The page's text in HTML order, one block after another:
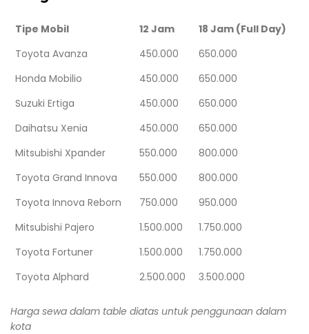
Tipe Mobil 12 Jam
18 Jam (Full Day)
Toyota Avanza
450.000
650.000
Honda Mobilio
450.000
650.000
Suzuki Ertiga
450.000
650.000
Daihatsu Xenia
450.000
650.000
Mitsubishi Xpander
550.000
800.000
Toyota Grand Innova
550.000
800.000
Toyota Innova Reborn
750.000
950.000
Mitsubishi Pajero
1.500.000
1.750.000
Toyota Fortuner
1.500.000
1.750.000
Toyota Alphard
2.500.000 3.500.000
Harga sewa dalam table diatas untuk penggunaan dalam
kota